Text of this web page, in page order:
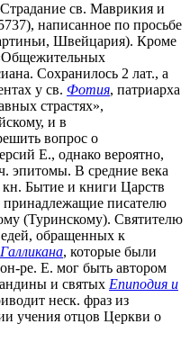
св. Маврикия и
написанное по просьбе
Швейцария). Кроме
Сохранилось 2 лат., а
у св. Фотия, патриарха
страстях»,
и в
вопрос о
Е., однако вероятно,
эпитомы. В средние века
Бытие и книги Царств
писателю
(Туринскому). Святителю
обращенных к
, которые были
ре. Е. мог быть автором
и святых Епиподия и
неск. фраз из
учения отцов Церкви о